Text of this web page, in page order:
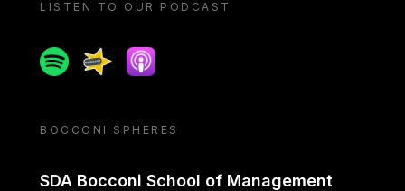
LISTEN TO OUR PODCAST
SpotifySpreakerApple podcast
BOCCONI SPHERES
SDA Bocconi School of Management